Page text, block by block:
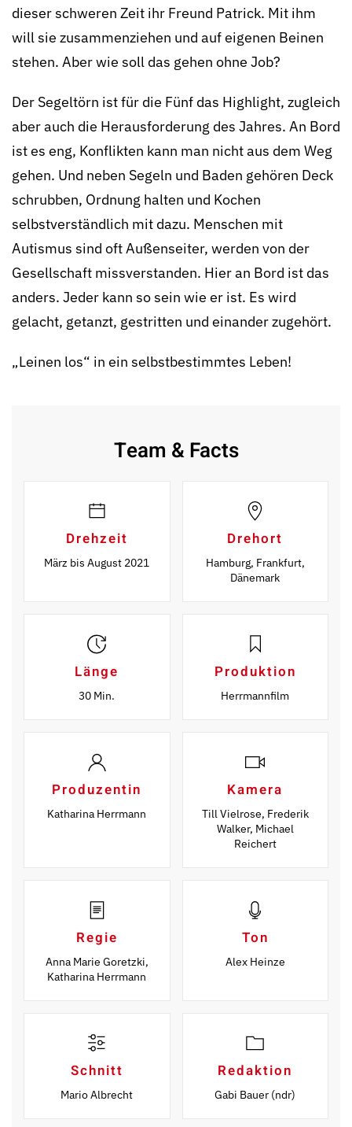
dieser schweren Zeit ihr Freund Patrick. Mit ihm
will sie zusammenziehen und auf eigenen Beinen
stehen. Aber wie soll das gehen ohne Job?
Der Segeltörn ist für die Fünf das Highlight, zugleich
aber auch die Heraus­forderung des Jahres. An Bord
ist es eng, Konflikten kann man nicht aus dem Weg
gehen. Und neben Segeln und Baden gehören Deck
schrubben, Ordnung halten und Kochen
selbstverständlich mit dazu. Menschen mit
Autismus sind oft Außenseiter, werden von der
Gesellschaft miss­ver­stan­den. Hier an Bord ist das
anders. Jeder kann so sein wie er ist. Es wird
gelacht, getanzt, gestritten und einander zugehört.
„Leinen los“ in ein selbstbestimmtes Leben!
Team & Facts
Drehzeit
März bis August 2021
Drehort
Hamburg, Frankfurt,
Dänemark
Länge
30 Min.
Produktion
Herrmannfilm
Produzentin
Katharina Herrmann
Kamera
Till Vielrose, Frederik
Walker, Michael
Reichert
Regie
Anna Marie Goretzki,
Katharina Herrmann
Ton
Alex Heinze
Schnitt
Mario Albrecht
Redaktion
Gabi Bauer (ndr)